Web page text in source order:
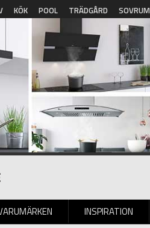
KÖK POOL TRÄDGÅRD SOVRUM
INSPIRATION
BILDGALLERI